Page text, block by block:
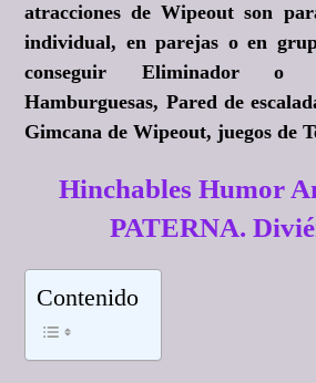
atracciones de Wipeout son
individual, en parejas o en
conseguir Eliminador o
Hamburguesas, Pared de
Gimcana de Wipeout, juegos de
Hinchables Humor
PATERNA.
Contenido